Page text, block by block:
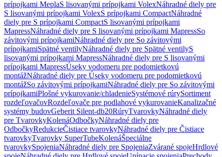
prípojkami MeplaS lisovanými prípojkami VolexNáhradné diely pre
S lisovanými prípojkami VolexS prípojkami CompactNáhradné
diely pre S prípojkami CompactS lisovanými prípojkami
MapressNáhradné diely pre S lisovanými prípojkami MapressSo
závitovými prípojkamiNáhradné diely pre So závitovými
prípojkamiSpätné ventilyNáhradné diely pre Spätné ventilyS
lisovanými prípojkami MapressNáhradné diely pre S lisovanými
prípojkami MapressÚseky vodomeru pre podomietkovú
montážNáhradné diely pre Úseky vodomeru pre podomietkovú
montážSo závitovými prípojkamiNáhradné diely pre So závitovými
prípojkamiPlošné vykurovanie/chladenieSystémové rúrySortiment
rozdeľovačovRozdeľovače pre podlahové vykurovanieKanalizačné
systémy budovGeberit Silent-db20RúryTvarovkyNáhradné diely
pre TvarovkyKolenáOdbočkyNáhradné diely pre
OdbočkyRedukcieČistiace tvarovkyNáhradné diely pre Čistiace
tvarovkyTvarovky SuperTubeKolenáŠpeciálne
tvarovkySpojeniaNáhradné diely pre SpojeniaZvárané spojeHrdlové